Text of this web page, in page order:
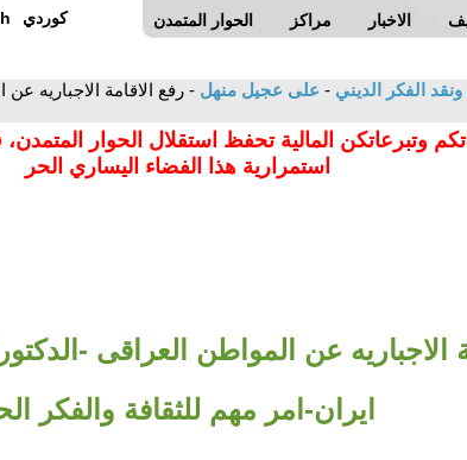
الحوار المتمدن مراكز الاخبار كوردي
الفكر الديني - على عجيل منهل - رفع الاقامة الاجباريه
وتبرعاتكن المالية تحفظ استقلال الحوار
استمرارية هذا الفضاء اليساري الحر
الاجباريه عن المواطن العراقى -
ايران-امر مهم للثقافة والفكر